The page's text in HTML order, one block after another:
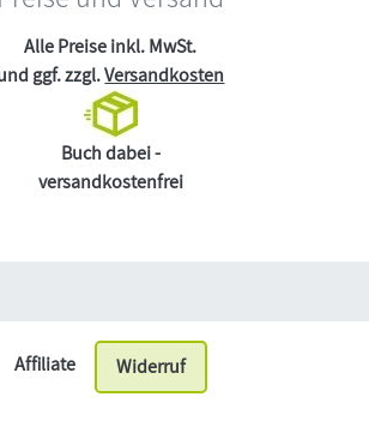
Alle Preise inkl. MwSt.
ggf. zzgl.Versandkosten
Buch dabei -
versandkostenfrei
Affiliate Widerruf